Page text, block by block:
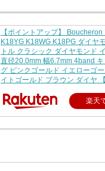
【ポイントアップ】
K18YG K18WG K18PG ダイヤ
トル クラシック ダイヤモンド
直径20.0mm 幅6.7mm 4band
グ ピンクゴールド イエローゴ
イトゴールド ブラウン ダイヤ
楽天